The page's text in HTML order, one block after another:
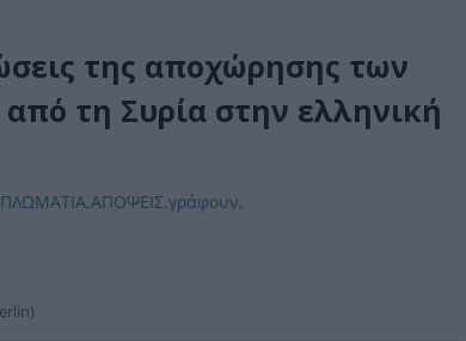
της αποχώρησης των
τη Συρία στην ελληνική
,ΑΠΟΨΕΙΣ,γράφουν,